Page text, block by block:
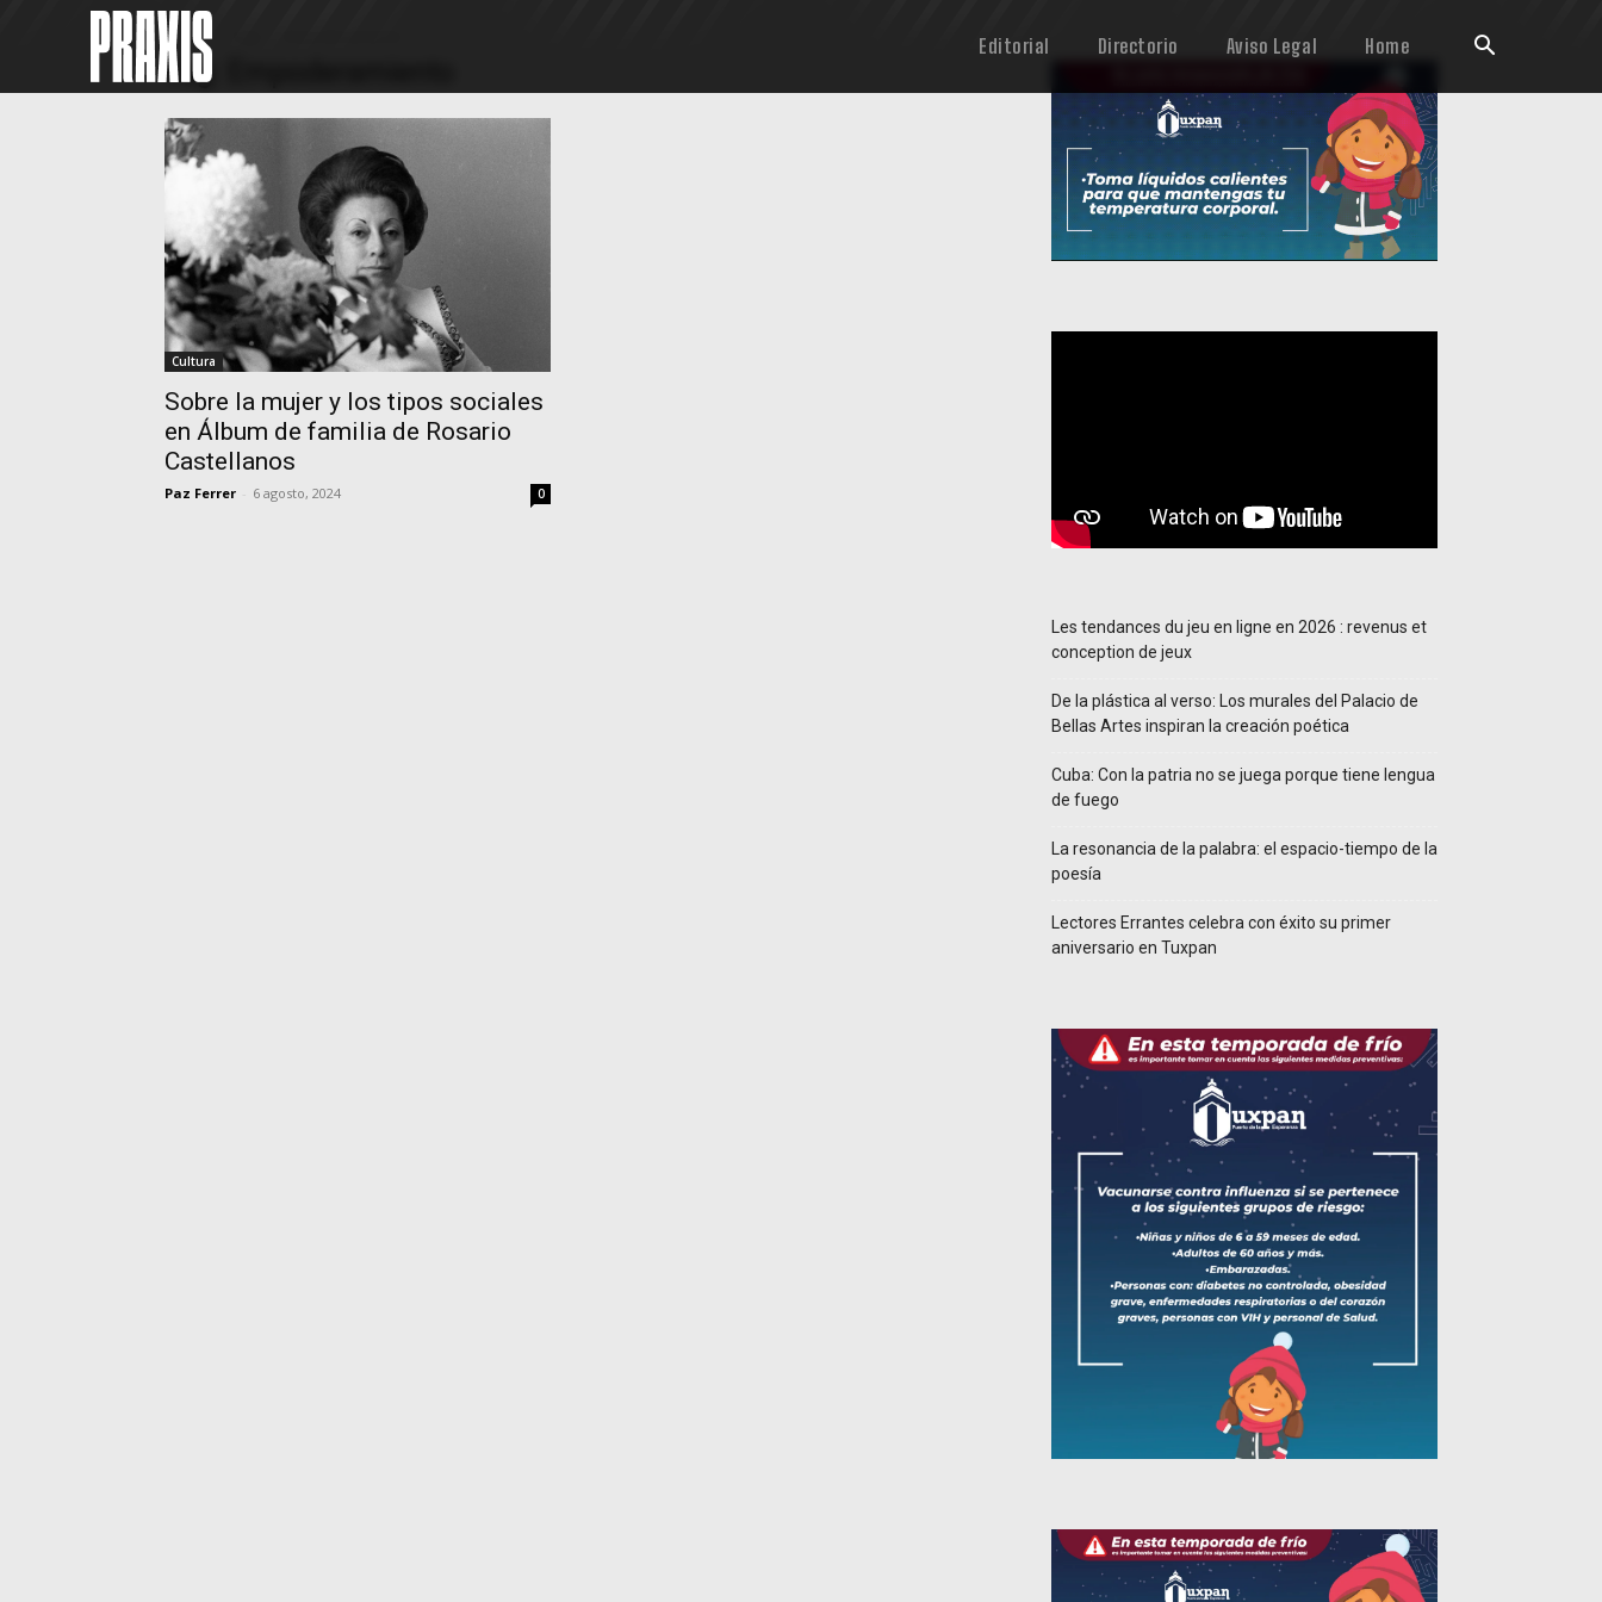
Editorial Directorio Aviso Legal Home
Home
Tag: Empoderamiento
Cultura
Sobre la mujer y los tipos sociales
en Álbum de familia de Rosario
Castellanos
Paz Ferrer 6 agosto, 2024 0
Les tendances du jeu en ligne en 2026 : revenus et
conception de jeux
De la plástica al verso: Los murales del Palacio de
Bellas Artes inspiran la creación poética
Cuba: Con la patria no se juega porque tiene lengua
de fuego
La resonancia de la palabra: el espacio-tiempo de la
poesía
Lectores Errantes celebra con éxito su primer
aniversario en Tuxpan